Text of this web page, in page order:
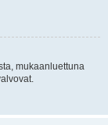
mukaanluettuna